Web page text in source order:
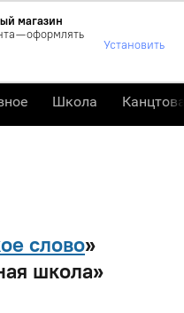
магазин
— оформлять
Установить
слово»
школа»
Школа